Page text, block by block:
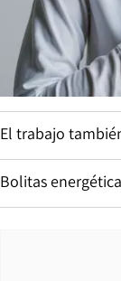
El trabajo
Bolitas